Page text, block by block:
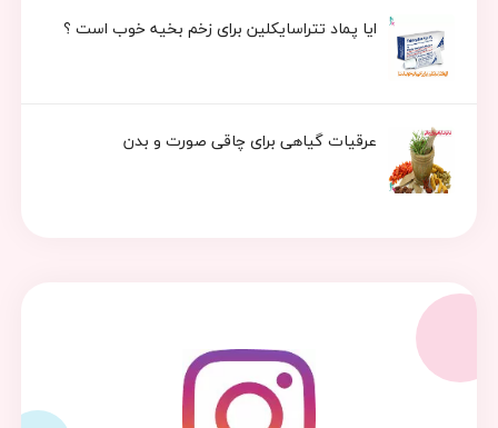
ایا پماد تتراسایکلین برای زخم بخیه خوب است ؟
عرقیات گیاهی برای چاقی صورت و بدن